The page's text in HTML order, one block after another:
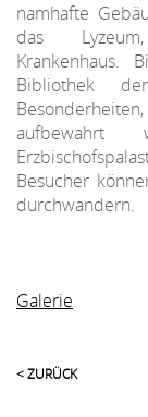
namhafte
das Lyzeum,
Krankenhaus.
Bibliothek
Besucher
durchwandern.
Galerie
< ZURÜCK